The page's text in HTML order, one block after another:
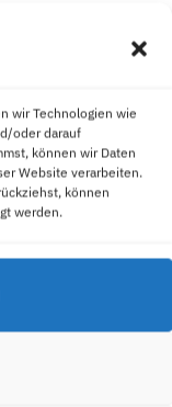
wir Technologien wie
oder darauf
können wir Daten
Website verarbeiten.
können
werden.
zu diesem Zweck
stellt und euch
link ein Produkt
Für nähere